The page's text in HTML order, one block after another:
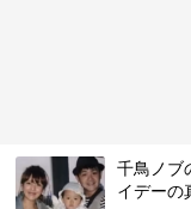
千鳥ノブ
イデーの